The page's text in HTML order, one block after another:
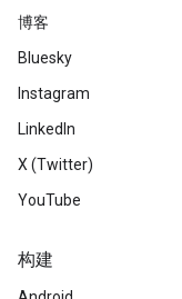
博客
Bluesky
Instagram
LinkedIn
X (Twitter)
YouTube
构建